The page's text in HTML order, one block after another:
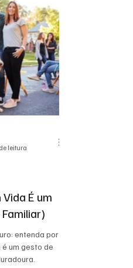
Celebridades e Direito
É um
entenda por
um gesto de
leitura